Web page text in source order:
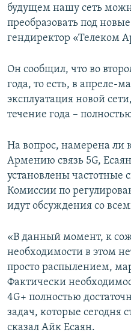
будущем нашу сеть
преобразовать под
гендиректор «Телеком
Он сообщил, что во
года, то есть, в апреле-
эксплуатация новой
течение года –
На вопрос, намерена ли
Армению связь 5G,
установлены частотные
Комиссии по
идут обсуждения со
«В данный момент, к
необходимости в этом
просто распылением,
Фактически
4G+ полностью
задач, которые сегодня
сказал Айк Есаян.